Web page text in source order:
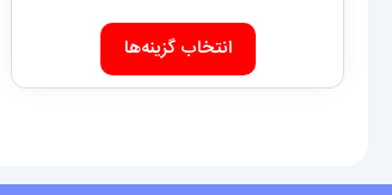
انتخاب گزینه‌ها
دارای